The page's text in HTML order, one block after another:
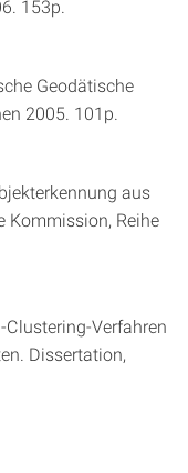
153p.
Geodätische
2005. 101p.
aus
Kommission, Reihe
Verfahren
Dissertation,